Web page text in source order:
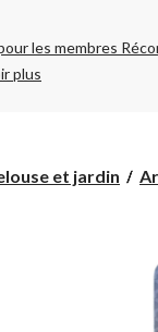
les membres
plus
et jardin